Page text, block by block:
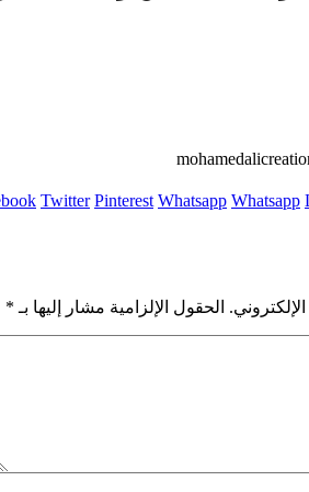
Twitter Pinterest Whatsapp Whatsapp
الحقول الإلزامية مشار إليها بـ *